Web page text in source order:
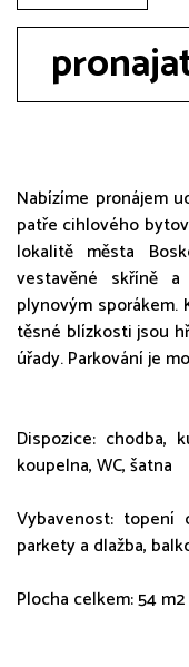
Nabízíme pronájem
patře cihlového
lokalitě města
vestavěné skříně
plynovým
těsné blízkosti jsou
úřady. Parkování je
Dispozice: chodba,
koupelna, WC, šatna
Vybavenost: topení
parkety a dlažba,
Plocha celkem: 54 m2